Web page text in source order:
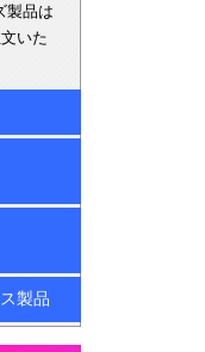
製品は
いた
製品